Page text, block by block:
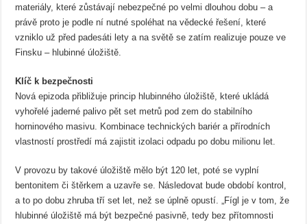
materiály, které zůstávají nebezpečné po velmi dlouhou dobu – a
právě proto je podle ní nutné spoléhat na vědecké řešení, které
vzniklo už před padesáti lety a na světě se zatím realizuje pouze ve
Finsku – hlubinné úložiště.
Klíč k bezpečnosti
Nová epizoda přibližuje princip hlubinného úložiště, které ukládá
vyhořelé jaderné palivo pět set metrů pod zem do stabilního
horninového masivu. Kombinace technických bariér a přírodních
vlastností prostředí má zajistit izolaci odpadu po dobu milionu let.
V provozu by takové úložiště mělo být 120 let, poté se vyplní
bentonitem či štěrkem a uzavře se. Následovat bude období kontrol,
a to po dobu zhruba tří set let, než se úplně opustí. „Fígl je v tom, že
hlubinné úložiště má být bezpečné pasivně, tedy bez přítomnosti